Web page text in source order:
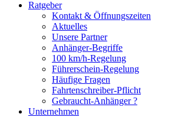
Ratgeber
Kontakt & Öffnungszeiten
Aktuelles
Unsere Partner
Anhänger-Begriffe
100 km/h-Regelung
Führerschein-Regelung
Häufige Fragen
Fahrtenschreiber-Pflicht
Gebraucht-Anhänger ?
Unternehmen